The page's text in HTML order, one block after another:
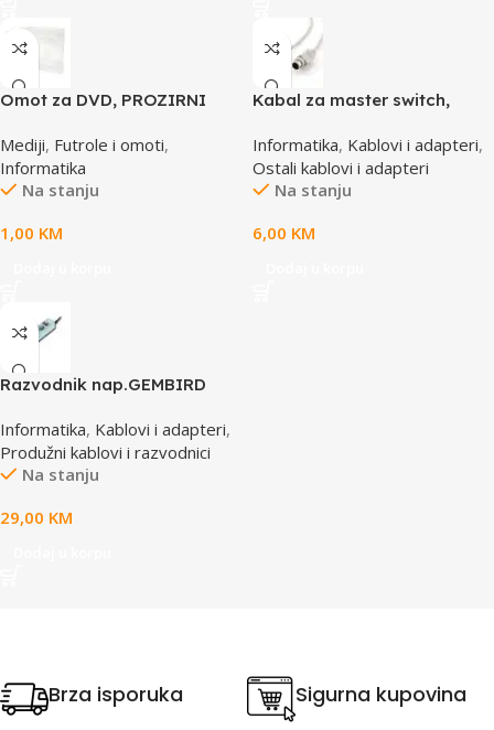
Omot za DVD, PROZIRNI
Mediji, Futrole i omoti,
Informatika
Na stanju
1,00 KM
Kabal za master switch,
GEMBIRD
Informatika, Kablovi i adapteri,
Ostali kablovi i adapteri
Na stanju
6,00 KM
Razvodnik nap.GEMBIRD
prekidac, 4,5m, osigurač,
prenaponska zaštita
Informatika, Kablovi i adapteri,
Produžni kablovi i razvodnici
Na stanju
29,00 KM
Brza isporuka Sigurna kupovina